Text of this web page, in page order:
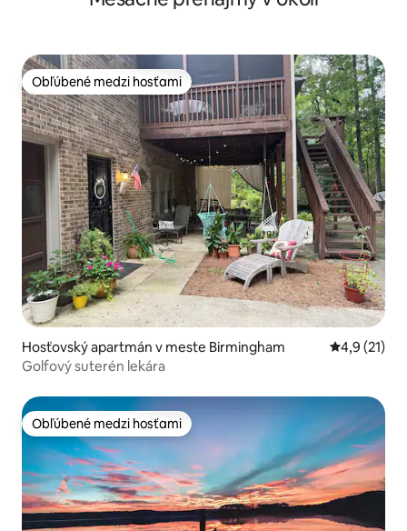
Obľúbené medzi hosťami
Obľúbené medzi hosťami
Hosťovský apartmán v meste Birmingham Priemerné
4,9 (21)
Golfový suterén lekára
Obľúbené medzi hosťami
Obľúbené medzi hosťami